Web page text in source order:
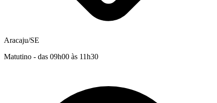
Aracaju/SE
Matutino - das 09h00 às 11h30